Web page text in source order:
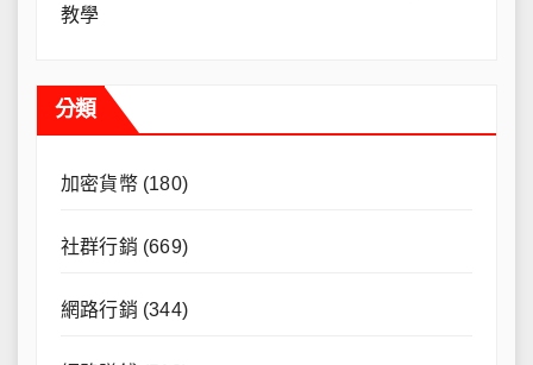
教學
分類
加密貨幣(180)
社群行銷 (669)
網路行銷 (344)